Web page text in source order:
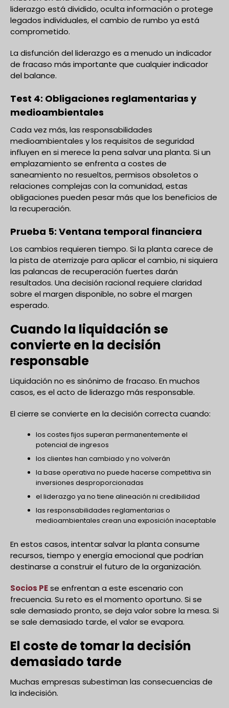
liderazgo está dividido, oculta información o protege
legados individuales, el cambio de rumbo ya está
comprometido.
La disfunción del liderazgo es a menudo un indicador
de fracaso más importante que cualquier indicador
del balance.
Test 4: Obligaciones reglamentarias y
medioambientales
Cada vez más, las responsabilidades
medioambientales y los requisitos de seguridad
influyen en si merece la pena salvar una planta. Si un
emplazamiento se enfrenta a costes de
saneamiento no resueltos, permisos obsoletos o
relaciones complejas con la comunidad, estas
obligaciones pueden pesar más que los beneficios de
la recuperación.
Prueba 5: Ventana temporal financiera
Los cambios requieren tiempo. Si la planta carece de
la pista de aterrizaje para aplicar el cambio, ni siquiera
las palancas de recuperación fuertes darán
resultados. Una decisión racional requiere claridad
sobre el margen disponible, no sobre el margen
esperado.
Cuando la liquidación se
convierte en la decisión
responsable
Liquidación no es sinónimo de fracaso. En muchos
casos, es el acto de liderazgo más responsable.
El cierre se convierte en la decisión correcta cuando:
los costes fijos superan permanentemente el
potencial de ingresos
los clientes han cambiado y no volverán
la base operativa no puede hacerse competitiva sin
inversiones desproporcionadas
el liderazgo ya no tiene alineación ni credibilidad
las responsabilidades reglamentarias o
medioambientales crean una exposición inaceptable
En estos casos, intentar salvar la planta consume
recursos, tiempo y energía emocional que podrían
destinarse a construir el futuro de la organización.
Socios PEse enfrentan a este escenario con
frecuencia. Su reto es el momento oportuno. Si se
sale demasiado pronto, se deja valor sobre la mesa. Si
se sale demasiado tarde, el valor se evapora.
El coste de tomar la decisión
demasiado tarde
Muchas empresas subestiman las consecuencias de
la indecisión.